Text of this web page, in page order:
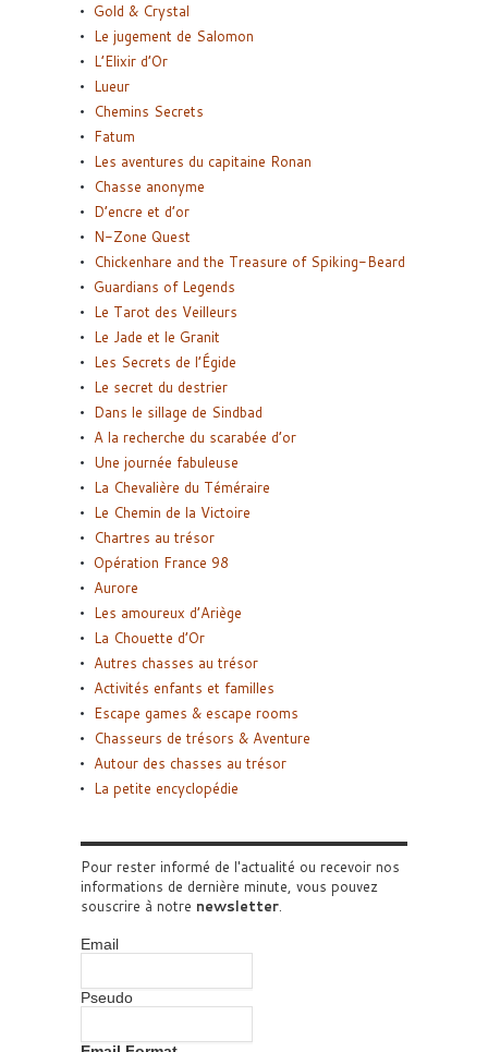
Gold & Crystal
Le jugement de Salomon
L’Elixir d’Or
Lueur
Chemins Secrets
Fatum
Les aventures du capitaine Ronan
Chasse anonyme
D’encre et d’or
N-Zone Quest
Chickenhare and the Treasure of Spiking-Beard
Guardians of Legends
Le Tarot des Veilleurs
Le Jade et le Granit
Les Secrets de l’Égide
Le secret du destrier
Dans le sillage de Sindbad
A la recherche du scarabée d’or
Une journée fabuleuse
La Chevalière du Téméraire
Le Chemin de la Victoire
Chartres au trésor
Opération France 98
Aurore
Les amoureux d’Ariège
La Chouette d’Or
Autres chasses au trésor
Activités enfants et familles
Escape games & escape rooms
Chasseurs de trésors & Aventure
Autour des chasses au trésor
La petite encyclopédie
Pour rester informé de l'actualité ou recevoir nos
informations de dernière minute, vous pouvez
souscrire à notre newsletter.
Email
Pseudo